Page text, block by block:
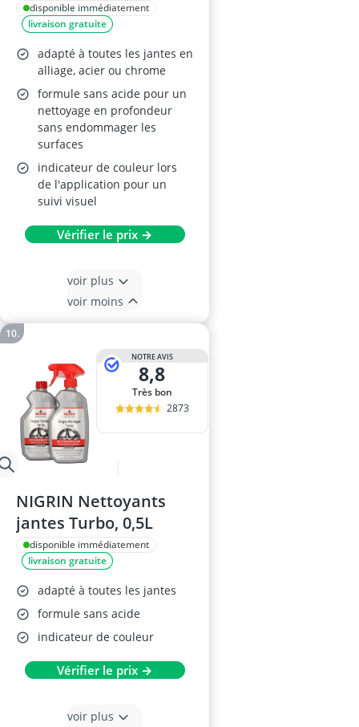
disponible immédiatement
livraison gratuite
adapté à toutes les jantes en
alliage, acier ou chrome
formule sans acide pour un
nettoyage en profondeur
sans endommager les
surfaces
indicateur de couleur lors
de l'application pour un
suivi visuel
Vérifier le prix →
voir plus
voir moins
NOTRE AVIS
8,8
Très bon
2873
NIGRIN Nettoyants
jantes Turbo, 0,5L
disponible immédiatement
livraison gratuite
adapté à toutes les jantes
formule sans acide
indicateur de couleur
Vérifier le prix →
voir plus